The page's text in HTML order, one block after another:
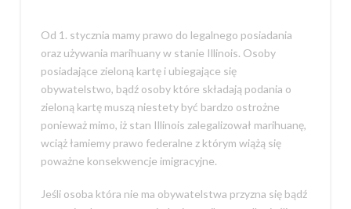
Od 1. stycznia mamy prawo do legalnego posiadania
oraz używania marihuany w stanie Illinois. Osoby
posiadające zieloną kartę i ubiegające się
obywatelstwo, bądź osoby które składają podania o
zieloną kartę muszą niestety być bardzo ostrożne
ponieważ mimo, iż stan Illinois zalegalizował marihuanę,
wciąż łamiemy prawo federalne z którym wiążą się
poważne konsekwencje imigracyjne.
Jeśli osoba która nie ma obywatelstwa przyzna się bądź